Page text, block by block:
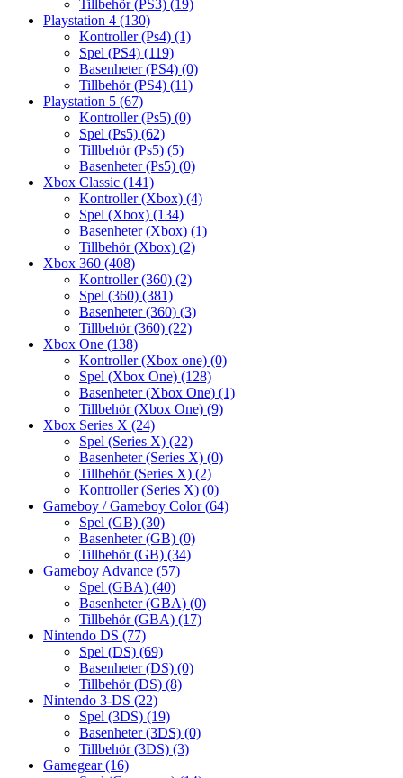
Tillbehör (PS3) (19)
Playstation 4 (130)
Kontroller (Ps4) (1)
Spel (PS4) (119)
Basenheter (PS4) (0)
Tillbehör (PS4) (11)
Playstation 5 (67)
Kontroller (Ps5) (0)
Spel (Ps5) (62)
Tillbehör (Ps5) (5)
Basenheter (Ps5) (0)
Xbox Classic (141)
Kontroller (Xbox) (4)
Spel (Xbox) (134)
Basenheter (Xbox) (1)
Tillbehör (Xbox) (2)
Xbox 360 (408)
Kontroller (360) (2)
Spel (360) (381)
Basenheter (360) (3)
Tillbehör (360) (22)
Xbox One (138)
Kontroller (Xbox one) (0)
Spel (Xbox One) (128)
Basenheter (Xbox One) (1)
Tillbehör (Xbox One) (9)
Xbox Series X (24)
Spel (Series X) (22)
Basenheter (Series X) (0)
Tillbehör (Series X) (2)
Kontroller (Series X) (0)
Gameboy / Gameboy Color(64)
Spel (GB) (30)
Basenheter (GB) (0)
Tillbehör (GB) (34)
Gameboy Advance (57)
Spel (GBA) (40)
Basenheter (GBA) (0)
Tillbehör (GBA) (17)
Nintendo DS (77)
Spel (DS) (69)
Basenheter (DS) (0)
Tillbehör (DS) (8)
Nintendo 3-DS (22)
Spel (3DS) (19)
Basenheter (3DS) (0)
Tillbehör (3DS) (3)
Gamegear(16)